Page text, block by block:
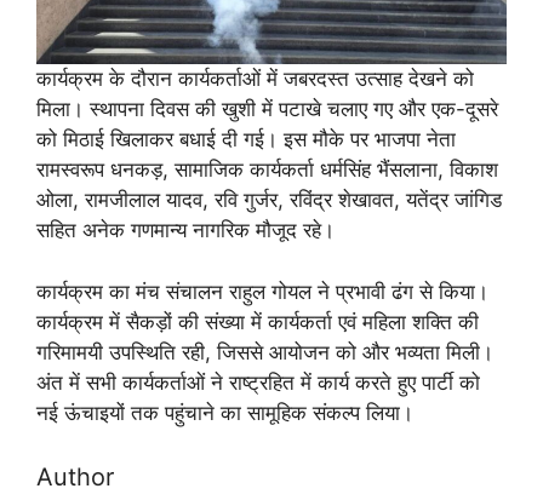
कार्यक्रम के दौरान कार्यकर्ताओं में जबरदस्त उत्साह देखने को
मिला। स्थापना दिवस की खुशी में पटाखे चलाए गए और एक-दूसरे
को मिठाई खिलाकर बधाई दी गई। इस मौके पर भाजपा नेता
रामस्वरूप धनकड़, सामाजिक कार्यकर्ता धर्मसिंह भैंसलाना, विकाश
ओला, रामजीलाल यादव, रवि गुर्जर, रविंद्र शेखावत, यतेंद्र जांगिड
सहित अनेक गणमान्य नागरिक मौजूद रहे।
कार्यक्रम का मंच संचालन राहुल गोयल ने प्रभावी ढंग से किया।
कार्यक्रम में सैकड़ों की संख्या में कार्यकर्ता एवं महिला शक्ति की
गरिमामयी उपस्थिति रही, जिससे आयोजन को और भव्यता मिली।
अंत में सभी कार्यकर्ताओं ने राष्ट्रहित में कार्य करते हुए पार्टी को
नई ऊंचाइयों तक पहुंचाने का सामूहिक संकल्प लिया।
Author